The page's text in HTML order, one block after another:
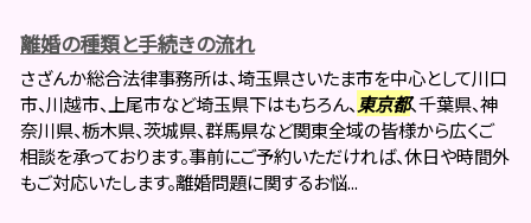
離婚の種類と手続きの流れ
さざんか総合法律事務所は、埼玉県さいたま市を中心として川口
市、川越市、上尾市など埼玉県下はもちろん、 東京都、千葉県、神
奈川県、栃木県、茨城県、群馬県など関東全域の皆様から広くご
相談を承っております。事前にご予約いただければ、休日や時間外
もご対応いたします。離婚問題に関するお悩...